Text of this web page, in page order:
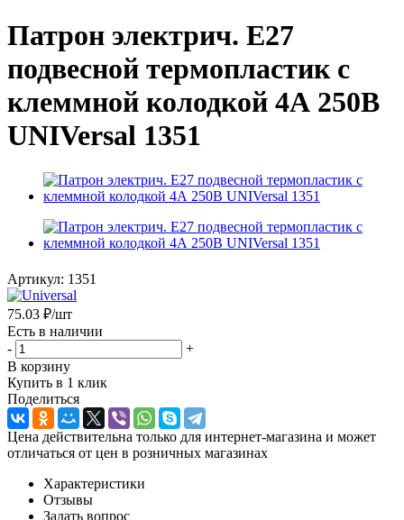
Патрон электрич. E27
подвесной термопластик с
клеммной колодкой 4А 250В
UNIVersal 1351
Артикул: 1351
75.03 ₽/шт
Есть в наличии
-
+
В корзину
Купить в 1 клик
Поделиться
Цена действительна только для интернет-магазина и может
отличаться от цен в розничных магазинах
Характеристики
Отзывы
Задать вопрос